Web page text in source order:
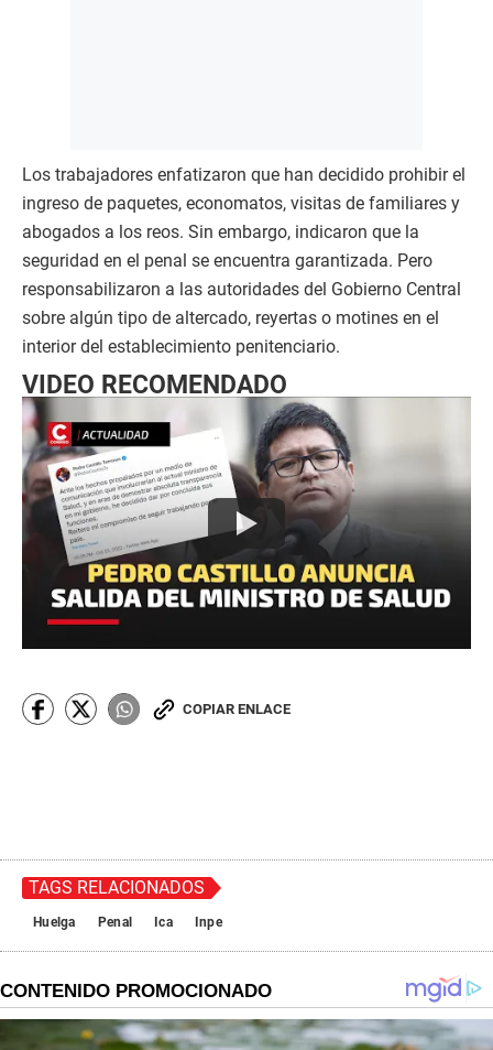
Los trabajadores enfatizaron que han decidido prohibir el
ingreso de paquetes, economatos, visitas de familiares y
abogados a los reos. Sin embargo, indicaron que la
seguridad en el penal se encuentra garantizada. Pero
responsabilizaron a las autoridades del Gobierno Central
sobre algún tipo de altercado, reyertas o motines en el
interior del establecimiento penitenciario.
VIDEO RECOMENDADO
COPIAR ENLACE
TAGS RELACIONADOS
Huelga Penal Ica Inpe